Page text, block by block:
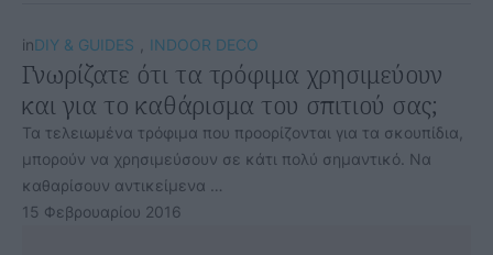
inDIY & GUIDES INDOOR DECO
Γνωρίζατε ότι τα τρόφιμα χρησιμεύουν
και για το καθάρισμα του σπιτιού σας;
Τα τελειωμένα τρόφιμα που προορίζονται για τα σκουπίδια,
μπορούν να χρησιμεύσουν σε κάτι πολύ σημαντικό. Να
καθαρίσουν αντικείμενα …
15 Φεβρουαρίου 2016